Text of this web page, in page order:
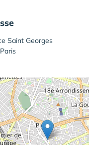
Saint Georges